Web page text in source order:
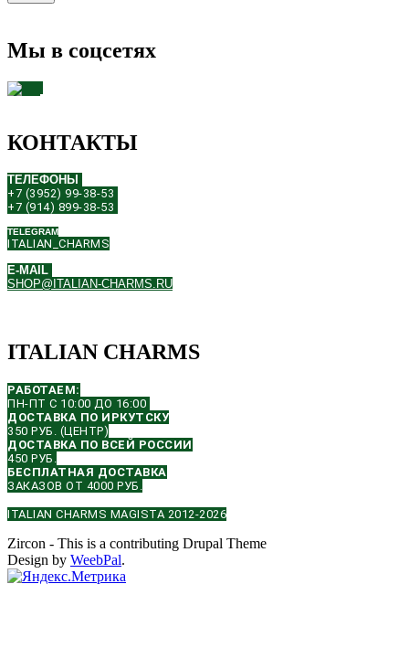
Мы в соцсетях
КОНТАКТЫ
ТЕЛЕФОНЫ
+7 (3952) 99-38-53
+7 (914) 899-38-53
TELEGRAM
ITALIAN_CHARMS
E-MAIL
SHOP@ITALIAN-CHARMS.RU
ITALIAN CHARMS
РАБОТАЕМ:
ПН-ПТ С 10:00 ДО 16:00
ДОСТАВКА ПО ИРКУТСКУ
350 РУБ. (ЦЕНТР)
ДОСТАВКА ПО ВСЕЙ РОССИИ
450 РУБ.
БЕСПЛАТНАЯ ДОСТАВКА
ЗАКАЗОВ ОТ 4000 РУБ.
ITALIAN CHARMS MAGISTA 2012-2026
Zircon - This is a contributing Drupal Theme
Design by WeebPal.